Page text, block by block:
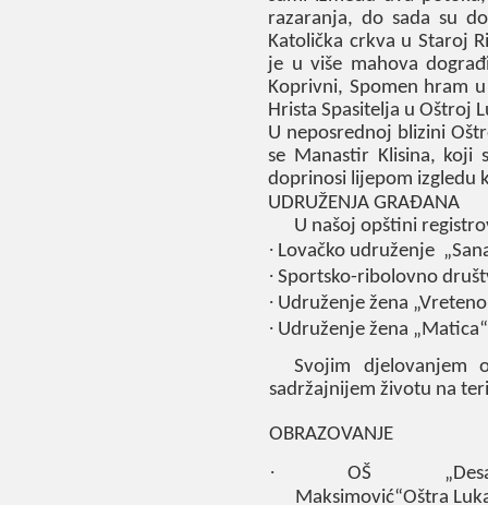
razaranja, do sada su
Katolička crkva u Staroj
je u više mahova
Koprivni, Spomen hram
Hrista Spasitelja u Oštroj
U neposrednoj blizini
se Manastir Klisina, koji
doprinosi lijepom izgledu
UDRUŽENJA GRAĐANA
U našoj opštini
· Lovačko udruženje
· Sportsko-ribolovno
· Udruženje žena
· Udruženje žena „Matica“
Svojim djelovanjem
sadržajnijem životu na
OBRAZOVANJE
·
OŠ
Maksimović“Oštra